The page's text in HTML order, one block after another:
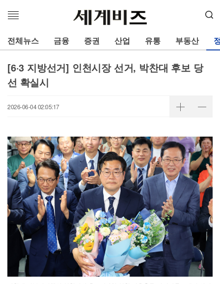
메
열
기
전체뉴스 금융 증권 산업 유통 부동산
[6·3 지방선거] 인천시장 선거, 박찬대 후보 당
선 확실시
2026-06-04 02:05:17